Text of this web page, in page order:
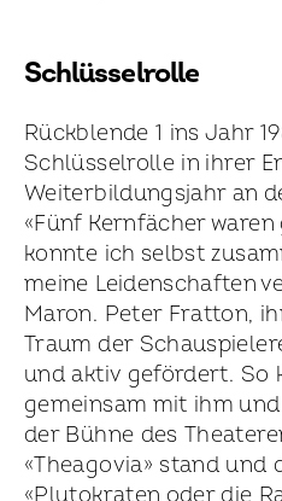
Schlüsselrolle
Rückblende 1 ins Jahr
Schlüsselrolle in ihrer
Weiter­bildungsjahr an
«Fünf Kernfächer
konnte ich selbst
meine Leiden­schaften
Maron. Peter Fratton,
Traum der
und aktiv gefördert. So
gemeinsam mit ihm
der Bühne des
«Theagovia» stand und